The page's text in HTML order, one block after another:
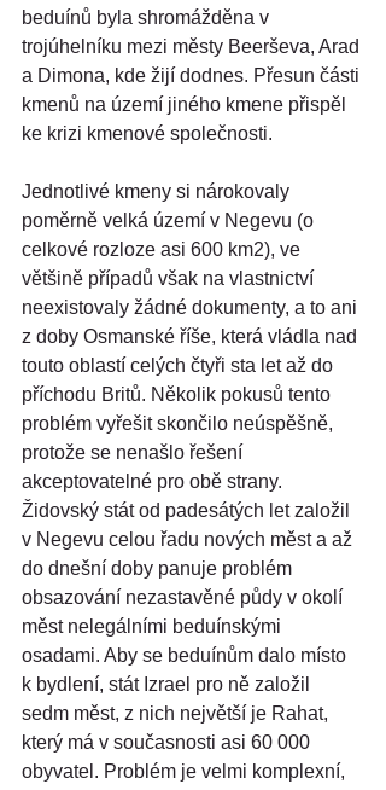
beduínů byla shromážděna v
trojúhelníku mezi městy Beerševa, Arad
a Dimona, kde žijí dodnes. Přesun části
kmenů na území jiného kmene přispěl
ke krizi kmenové společnosti.
Jednotlivé kmeny si nárokovaly
poměrně velká území v Negevu (o
celkové rozloze asi 600 km2), ve
většině případů však na vlastnictví
neexistovaly žádné dokumenty, a to ani
z doby Osmanské říše, která vládla nad
touto oblastí celých čtyři sta let až do
příchodu Britů. Několik pokusů tento
problém vyřešit skončilo neúspěšně,
protože se nenašlo řešení
akceptovatelné pro obě strany.
Židovský stát od padesátých let založil
v Negevu celou řadu nových měst a až
do dnešní doby panuje problém
obsazování nezastavěné půdy v okolí
měst nelegálními beduínskými
osadami. Aby se beduínům dalo místo
k bydlení, stát Izrael pro ně založil
sedm měst, z nich největší je Rahat,
který má v současnosti asi 60 000
obyvatel. Problém je velmi komplexní,